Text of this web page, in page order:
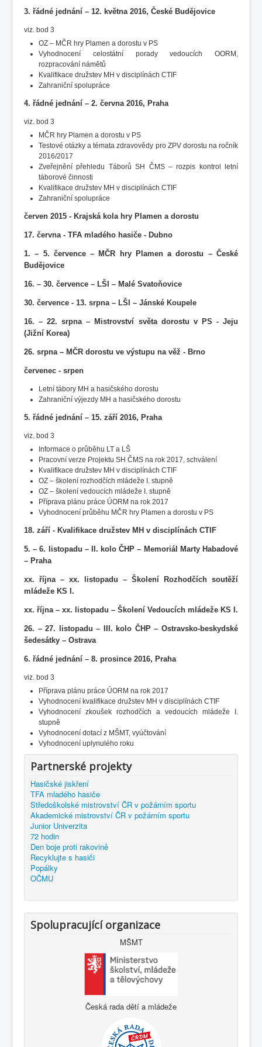
3. řádné jednání – 12. května 2016, České Budějovice
viz. bod 3
OZ – MČR hry Plamen a dorostu v PS
Vyhodnocení celostátní porady vedoucích OORM,
rozpracování námětů
Kvalifikace družstev MH v disciplínách CTIF
Zahraniční spolupráce
4. řádné jednání – 2. června 2016, Praha
viz. bod 3
MČR hry Plamen a dorostu v PS
Testové otázky a témata zdravovědy pro ZPV dorostu na ročník
2016/2017
Zveřejnění přehledu Táborů SH ČMS – rozpis kontrol letní
táborové činnosti
Kvalifikace družstev MH v disciplínách CTIF
Zahraniční spolupráce
červen 2015 - Krajská kola hry Plamen a dorostu
17. června - TFA mladého hasiče - Dubno
1. – 5. července – MČR hry Plamen a dorostu – České
Budějovice
16. – 30. července – LŠI – Malé Svatoňovice
30. července - 13. srpna – LŠI – Jánské Koupele
16. – 22. srpna – Mistrovství světa dorostu v PS - Jeju
(Jižní Korea)
26. srpna – MČR dorostu ve výstupu na věž - Brno
červenec - srpen
Letní tábory MH a hasičského dorostu
Zahraniční výjezdy MH a hasičského dorostu
5. řádné jednání – 15. září 2016, Praha
viz. bod 3
Informace o průběhu LT a LŠ
Pracovní verze Projektu SH ČMS na rok 2017, schválení
Kvalifikace družstev MH v disciplínách CTIF
OZ – školení rozhodčích mládeže I. stupně
OZ – školení vedoucích mládeže I. stupně
Příprava plánu práce ÚORM na rok 2017
Vyhodnocení průběhu MČR hry Plamen a dorostu v PS
18. září - Kvalifikace družstev MH v disciplínách CTIF
5. – 6. listopadu – II. kolo ČHP – Memoriál Marty Habadové
– Praha
xx. října – xx. listopadu – Školení Rozhodčích soutěží
mládeže KS I.
xx. října – xx. listopadu – Školení Vedoucích mládeže KS I.
26. – 27. listopadu – III. kolo ČHP – Ostravsko-beskydské
šedesátky – Ostrava
6. řádné jednání – 8. prosince 2016, Praha
viz. bod 3
Příprava plánu práce ÚORM na rok 2017
Vyhodnocení kvalifikace družstev MH v disciplínách CTIF
Vyhodnocení zkoušek rozhodčích a vedoucích mládeže I.
stupně
Vyhodnocení dotací z MŠMT, vyúčtování
Vyhodnocení uplynulého roku
Partnerské projekty
Hasičské jiskření
TFA mladého hasiče
Středoškolské mistrovství ČR v požárním sportu
Akademické mistrovství ČR v požárním sportu
Junior Univerzita
72 hodin
Den boje proti rakovině
Recyklujte s hasiči
Popálky
OČMU
Spolupracující organizace
MŠMT
Česká rada dětí a mládeže